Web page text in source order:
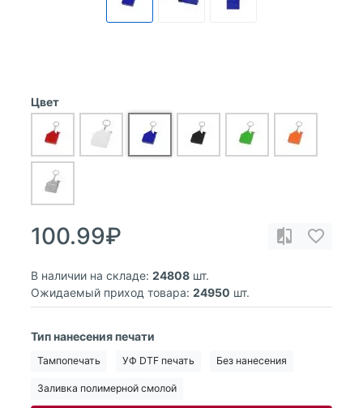
Цвет
100.99₽
В наличии на складе: 24808 шт.
Ожидаемый приход товара: 24950 шт.
Тип нанесения печати
Тампопечать УФ DTF печать Без нанесения
Заливка полимерной смолой